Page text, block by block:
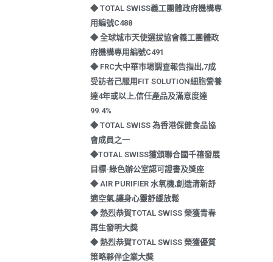
◆ TOTAL SWISS義工團體政府機構專
用編號C488
◆ 全球城巿天使選拔協會義工團體政
府機構專用編號C491
◆ FRC大中華巿場調查報告指出,7成
受訪者己服用FIT SOLUTION細胞營養
達4年或以上,信任產品及滿意度達
99.4%
◆ TOTAL SWISS 為香港保健食品協
會成員之一
◆TOTAL SWISS獲頒聯合國千禧發展
目標-綠色辦公室認可證書及獎座
◆ AIR PURIFIER 水氧機,創造清新舒
適空氣,讓身心靈舒緩放鬆
◆ 熱烈恭賀TOTAL SWISS 榮獲青春
再生發明大獎
◆ 熱烈恭賀TOTAL SWISS 榮獲優質
策略夥伴企業大獎